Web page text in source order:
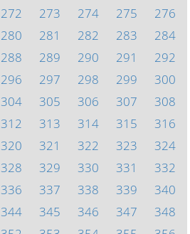
272 273 274 275
276
280 281 282 283
284
288 289 290 291
292
296 297 298 299
300
304 305 306 307
308
312 313 314 315
316
320 321 322 323
324
328 329 330 331
332
336 337 338 339
340
344 345 346 347
348